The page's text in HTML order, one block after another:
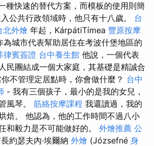
種快速的替代方案，而模板的使用則簡
公共行政領域時，他只有十八歲。 台
北外燴 年起，KárpátiTímea 豐原按摩
為城市代表幫助居住在考波什堡地區的
律賓簽證 台中養生館 他說，一個代表
民團結成一個大家庭，其基礎是精誠合
不管理定居點時，你會做什麼？ 台中
- 我有三個孩子，最小的是我的女兒，
風琴。 筋絡按摩課程 我還讀過，我的
焙。 他認為，他的工作時間不過八小
和毅力是不可能做好的。 外燴推薦 公
約瑟夫內·埃爾納 外燴 (Józsefné 身